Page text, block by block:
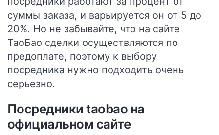
суммы заказа, и варьируется он от 5 до
20%. Но не забывайте, что на сайте
ТаоБао сделки осуществляются по
предоплате, поэтому к выбору
посредника нужно подходить очень
серьезно.
Посредники taobao на
официальном сайте